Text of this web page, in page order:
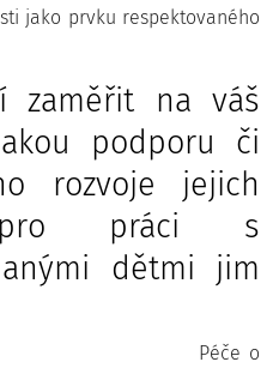
jako prvku respektovaného
zaměřit na váš
podporu či
rozvoje jejich
pro práci s
dětmi jim
Péče o